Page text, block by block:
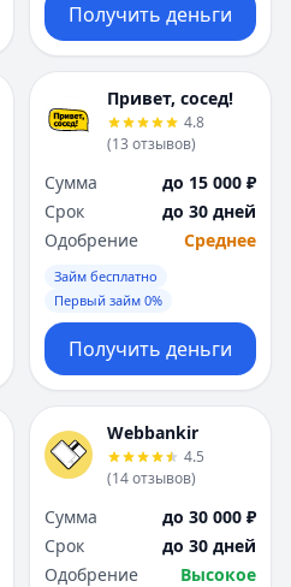
Получить деньги
Привет, сосед!
4.8
(13 отзывов)
Сумма
до 15 000 ₽
Срок
до 30 дней
Одобрение
Среднее
Займ бесплатно
Первый займ 0%
Получить деньги
Webbankir
4.5
(14отзывов)
Сумма
до 30 000 ₽
Срок
до 30 дней
Одобрение
Высокое